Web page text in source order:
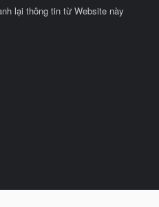
lại thông tin từ Website này